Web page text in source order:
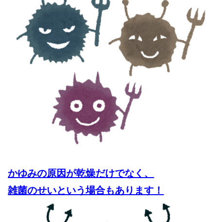
かゆみの原因が乾燥だけでなく、
雑菌のせいという場合もあります！